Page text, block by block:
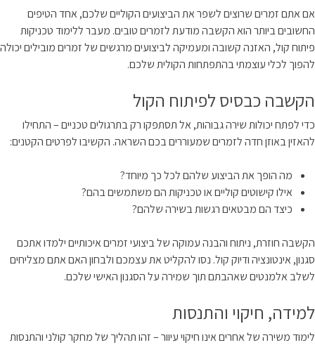
אם אתם זמרים שרוצים לשפר את הביצועים הקוליים שלכם, אחד הטיפים
החשובים ביותר הוא הקשבה מודעת לזמרים טובים. מעבר ללימוד טכניקות
פיתוח קול, האזנה קשובה ומעמיקה לביצועים מרגשים של זמרים מובילים יכולה
להפוך לכלי עוצמתי בהתפתחות הקולית שלכם.
הקשבה כבסיס לפיתוח הקול
כדי לפתח יכולות שירה גבוהות, אל תסתפקו רק בתרגולים טכניים – התחילו
להאזין באוזן חדה לזמרים שמעוררים בכם השראה. הקשיבו לפרטים הקטנים:
מה הופך את הביצוע שלהם לכל כך מיוחד?
אילו קישוטים קוליים או טכניקות הם משתמשים בהם?
כיצד הם מבטאים רגשות בשירה שלהם?
הקשבה חוזרת, ניתוח והבנה עמוקה של ביצועי זמרים איכותיים ילמדו אתכם
סגנון, אינטונציה ודיוק קול. נסו להקליט את עצמכם ולבחון האם אתם מצליחים
לשלב אלמנטים שאהבתם תוך שמירה על הסגנון האישי שלכם.
למידה, חיקוי והתנסות
לימוד משירה של אחרים אינו חיקוי עיוור – זהו תהליך של מחקר קולני והתנסות